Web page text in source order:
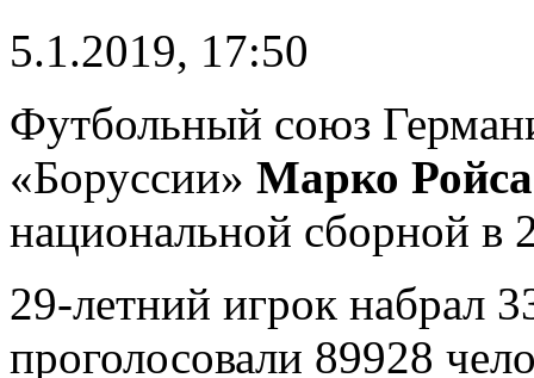
5.1.2019, 17:50
Футбольный союз
«Боруссии» Марко Ройса
национальной сборной в
29-летний игрок набрал
проголосовали 89928